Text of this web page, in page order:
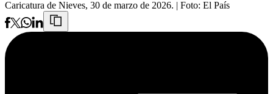
Caricatura de Nieves, 30 de marzo de 2026. | Foto: El País